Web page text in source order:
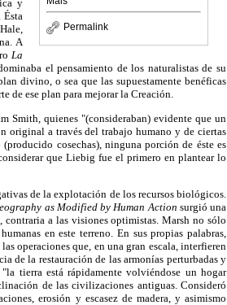
Permalink
y
Ésta
A
La
el pensamiento de los naturalistas de su
divino, o sea que las supuestamente benéficas
de ese plan para mejorar la Creación.
Smith, quienes "(consideraban) evidente que un
original a través del trabajo humano y de ciertas
cosechas), ninguna porción de éste es
que Liebig fue el primero en plantear lo
de la explotación de los recursos biológicos.
as Modified by Human Action surgió una
a las visiones optimistas. Marsh no sólo
en este terreno. En sus propias palabras,
operaciones que, en una gran escala, interfieren
de la restauración de las armonías perturbadas y
tierra está rápidamente volviéndose un hogar
de las civilizaciones antiguas. Consideró
erosión y escasez de madera, y asimismo